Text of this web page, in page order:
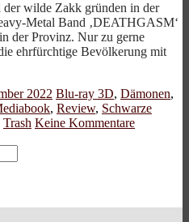
wilde Zakk gründen in der
Metal Band ‚DEATHGASM‘
der Provinz. Nur zu gerne
ehrfürchtige Bevölkerung mit
2022 Blu-ray 3D, Dämonen,
, Review, Schwarze
Trash Keine Kommentare